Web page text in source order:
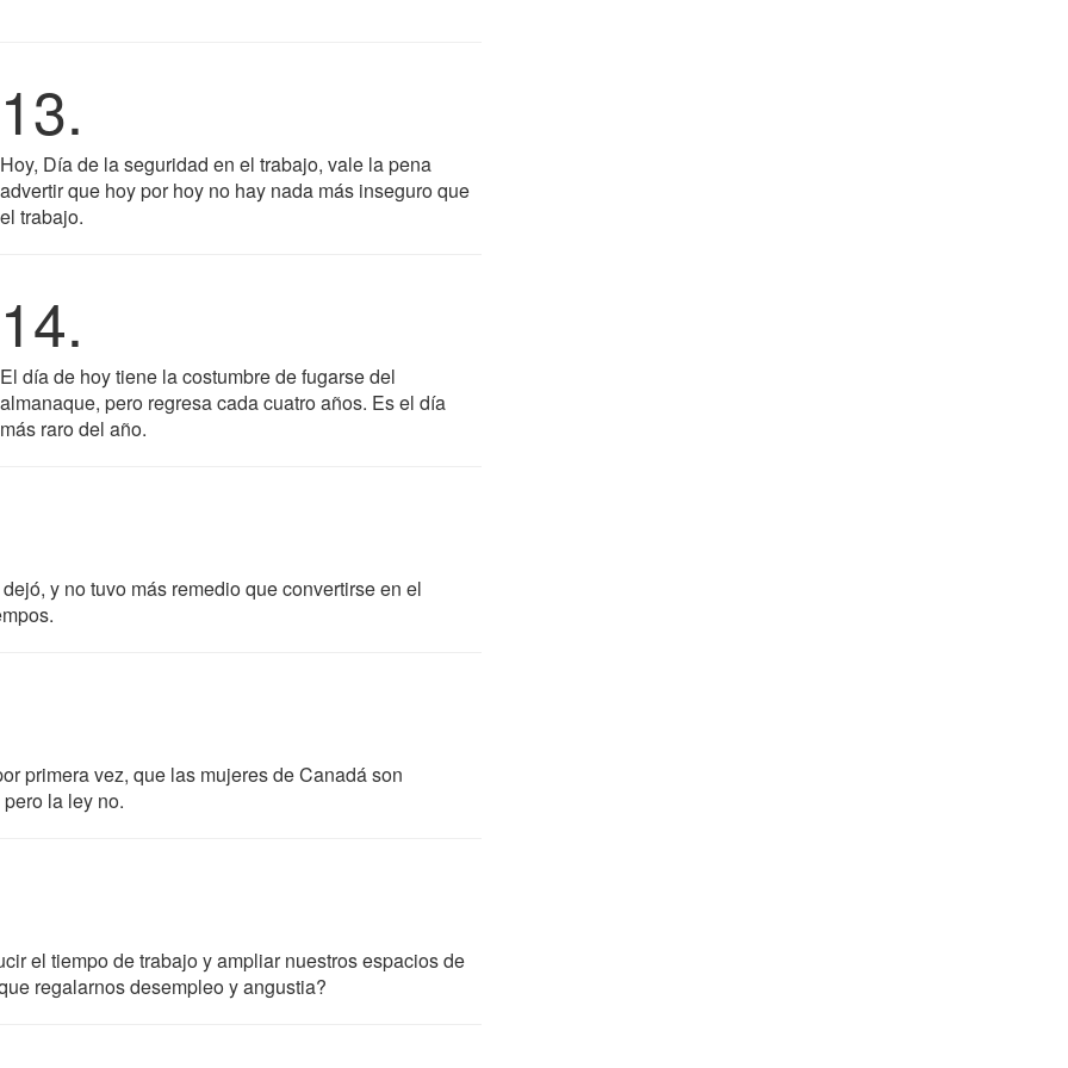
13.
Hoy, Día de la seguridad en el trabajo, vale la pena
advertir que hoy por hoy no hay nada más inseguro que
el trabajo.
14.
El día de hoy tiene la costumbre de fugarse del
almanaque, pero regresa cada cuatro años. Es el día
más raro del año.
y no tuvo más remedio que convertirse en el
primera vez, que las mujeres de Canadá son
la ley no.
el tiempo de trabajo y ampliar nuestros espacios de
regalarnos desempleo y angustia?